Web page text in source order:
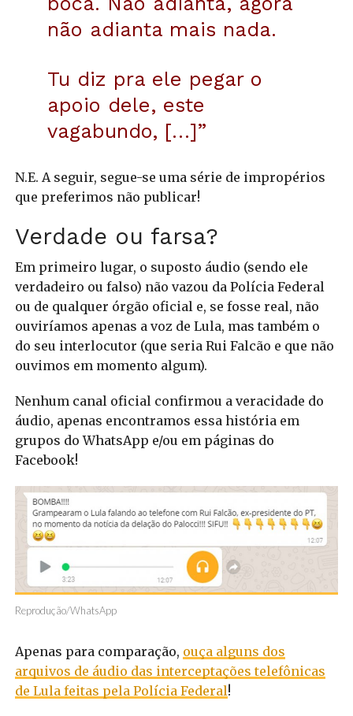
não adianta mais nada.
Tu diz pra ele pegar o
apoio dele, este
vagabundo, […]”
N.E. A seguir, segue-se uma série de impropérios
que preferimos não publicar!
Verdade ou farsa?
Em primeiro lugar, o suposto áudio (sendo ele
verdadeiro ou falso) não vazou da Polícia Federal
ou de qualquer órgão oficial e, se fosse real, não
ouviríamos apenas a voz de Lula, mas também o
do seu interlocutor (que seria Rui Falcão e que não
ouvimos em momento algum).
Nenhum canal oficial confirmou a veracidade do
áudio, apenas encontramos essa história em
grupos do WhatsApp e/ou em páginas do
Facebook!
Reprodução/WhatsApp
Apenas para comparação, ouça alguns dos
arquivos de áudio das interceptações telefônicas
de Lula feitas pela Polícia Federal!